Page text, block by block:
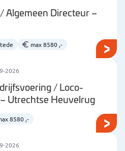
Algemeen Directeur –
max 8580 ,-
2026
/ Loco-
Utrechtse Heuvelrug
8580 ,-
2026